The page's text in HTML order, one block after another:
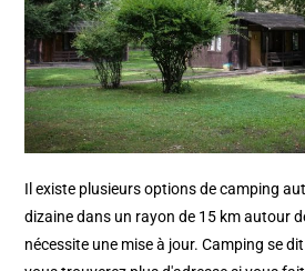
Il existe plusieurs options de camping
dizaine dans un rayon de 15 km autour
nécessite une mise à jour. Camping se